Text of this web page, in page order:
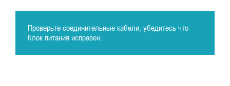
Проверьте соединительные кабели, убедитесь что
блок питания исправен.